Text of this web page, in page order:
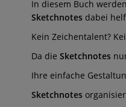
In diesem Buch
Sketchnotes dabei
Kein Zeichentalent?
Da die Sketchnotes
Ihre einfache
Sketchnotes